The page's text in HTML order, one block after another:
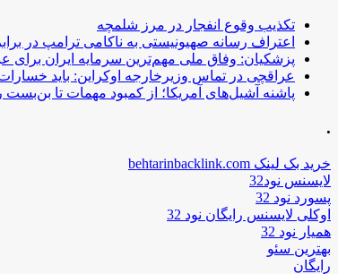
تکذیب وقوع انفجار در مرز شلمچه
اعتراف رسانه صهیونیستی به ناکامی ترامپ در
پزشکیان: وفاق ملی مهم‌ترین سرمایه ایران
عراقچی در تماس وزیرخارجه اوکراین: باید
پاشنه آشیل‌های آمریکا؛ از کمبود مهمات تا بن‌بست
.
خرید بک لینک behtarinbacklink.com
لایسنس نود32
پسورد نود 32
اوکلی لایسنس رایگان نود 32
همیار نود 32
بهترین سئو
رایگان